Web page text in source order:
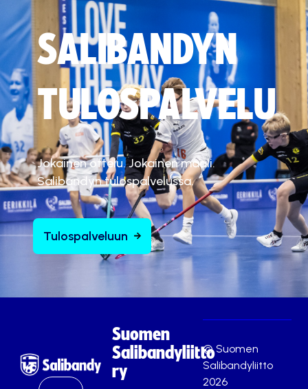
SALIBANDYN
TULOSPALVELU
Jokainen ottelu. Jokainen maali.
Salibandyn tulospalvelussa.
Tulospalveluun
Suomen
Salibandyliitto
ry
© Suomen
Salibandyliitto
2026